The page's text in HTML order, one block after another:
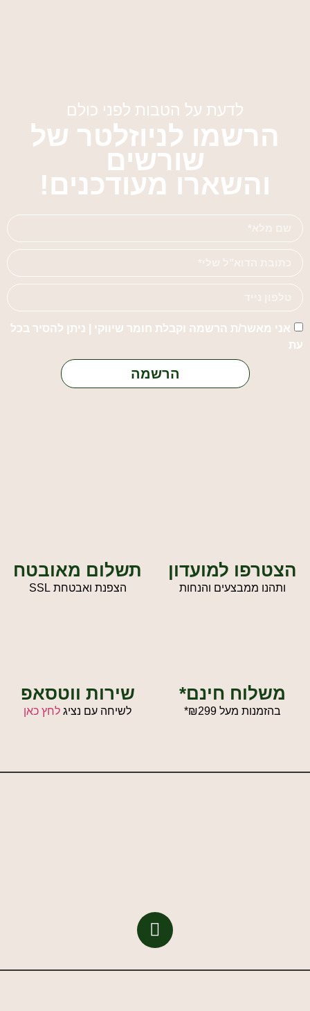
לדעת על הטבות לפני כולם
הרשמו לניוזלטר של
שורשים
והשארו מעודכנים!
אני מאשר/ת הרשמה וקבלת חומר שיווקי | ניתן להסיר בכל
עת
הרשמה
הצטרפו למועדון
ותהנו ממבצעים והנחות
תשלום מאובטח
הצפנת ואבטחת SSL
משלוח חינם*
בהזמנות מעל ₪299*
שירות ווטסאפ
לשיחה עם נציג לחץ כאן